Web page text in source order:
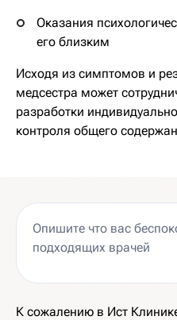
Оказания
его близким
Исходя из симптомов и
медсестра может
разработки
контроля общего
К сожалению в Ист